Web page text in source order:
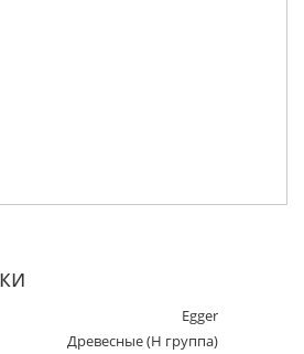
Egger
Древесные (Н группа)